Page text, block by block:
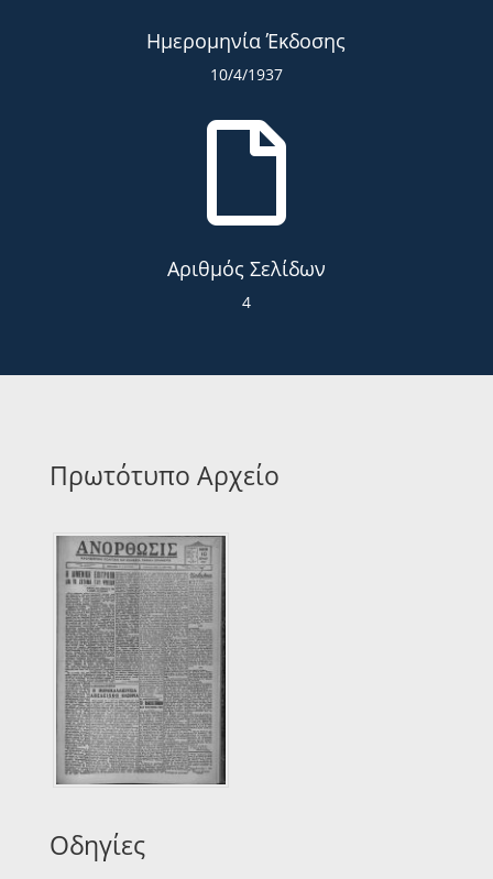
Ημερομηνία Έκδοσης
10/4/1937

Αριθμός Σελίδων
4
Πρωτότυπο Αρχείο
Οδηγίες